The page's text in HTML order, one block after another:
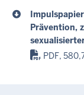
Prävention,
PDF,